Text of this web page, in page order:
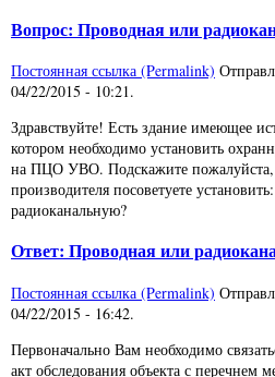
Вопрос: Проводная или
Постоянная ссылка (Permalink)
04/22/2015 - 10:21.
Здравствуйте! Есть здание имеющее
котором необходимо установить
на ПЦО УВО. Подскажите
производителя посоветуете
радиоканальную?
Ответ: Проводная или
Постоянная ссылка (Permalink)
04/22/2015 - 16:42.
Первоначально Вам необходимо
акт обследования объекта с перечнем